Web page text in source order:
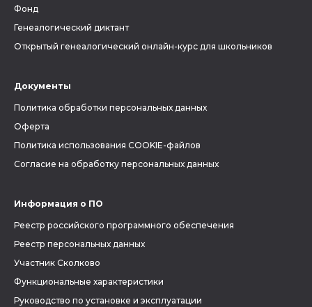
Фонд
Генеалогический диктант
Открытый генеалогический онлайн-курс для школьников
Документы
Политика обработки персональных данных
Оферта
Политика использования COOKIE-файлов
Согласие на обработку персональных данных
Информация о ПО
Реестр российского программного обеспечения
Реестр персональных данных
Участник Сколково
Функциональные характеристики
Руководство по установке и эксплуатации